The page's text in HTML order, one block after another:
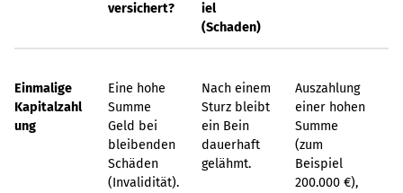
versichert?
iel
(Schaden)
Einmalige
Kapitalzahl
ung
Eine hohe
Summe
Geld bei
bleibenden
Schäden
(Invalidität).
Nach einem
Sturz bleibt
ein Bein
dauerhaft
gelähmt.
Auszahlung
einer hohen
Summe
(zum
Beispiel
200.000 €),